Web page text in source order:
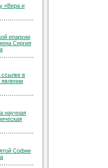
«Вера и
епархии
Сергия
ссылке в
явлении
научная
Софии